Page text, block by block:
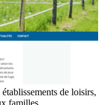
de loisirs,
familles